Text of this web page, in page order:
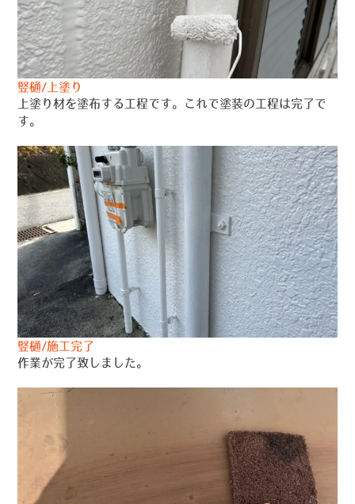
竪樋/上塗り
上塗り材を塗布する工程です。これで塗装の工程は完了で
す。
竪樋/施工完了
作業が完了致しました。